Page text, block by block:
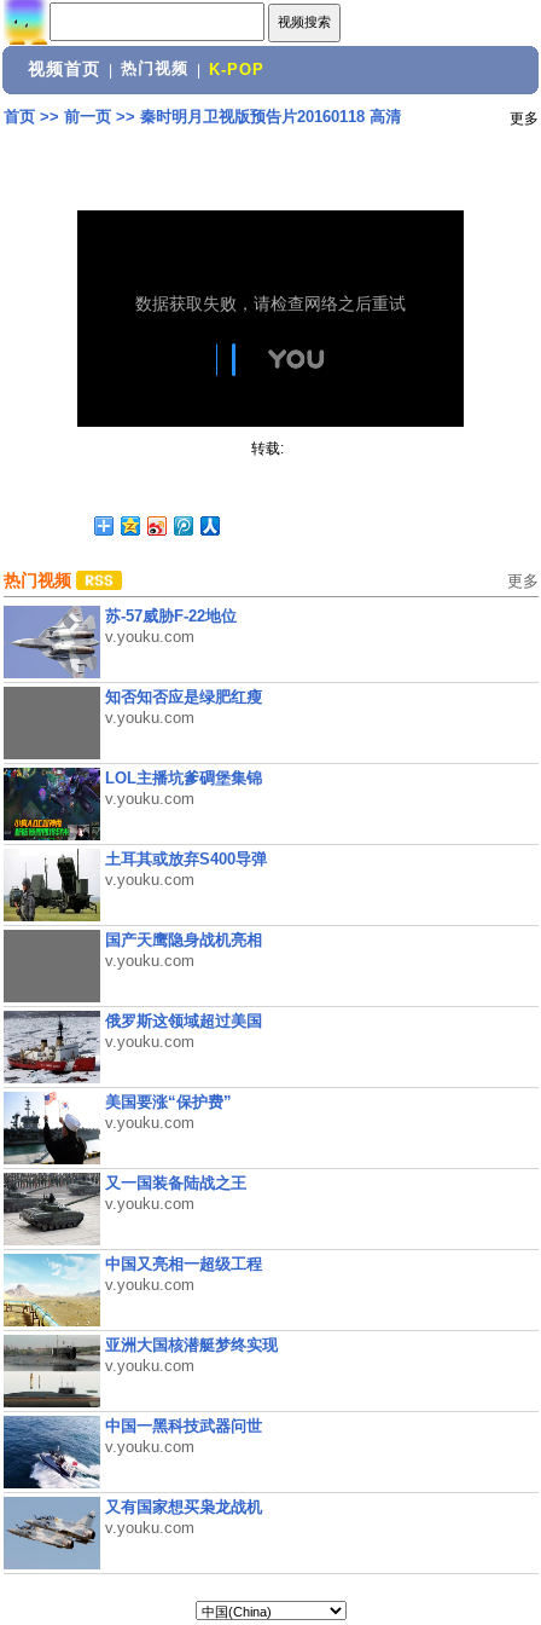
视频首页 热门视频 K-POP
首页>> 前一页>>秦时明月卫视版预告片20160118 高清 更多
转载:
热门视频 更多
苏-57威胁F-22地位
v.youku.com
知否知否应是绿肥红瘦
v.youku.com
LOL主播坑爹碉堡集锦
v.youku.com
土耳其或放弃S400导弹
v.youku.com
国产天鹰隐身战机亮相
v.youku.com
俄罗斯这领域超过美国
v.youku.com
美国要涨“保护费”
v.youku.com
又一国装备陆战之王
v.youku.com
中国又亮相一超级工程
v.youku.com
亚洲大国核潜艇梦终实现
v.youku.com
中国一黑科技武器问世
v.youku.com
又有国家想买枭龙战机
v.youku.com